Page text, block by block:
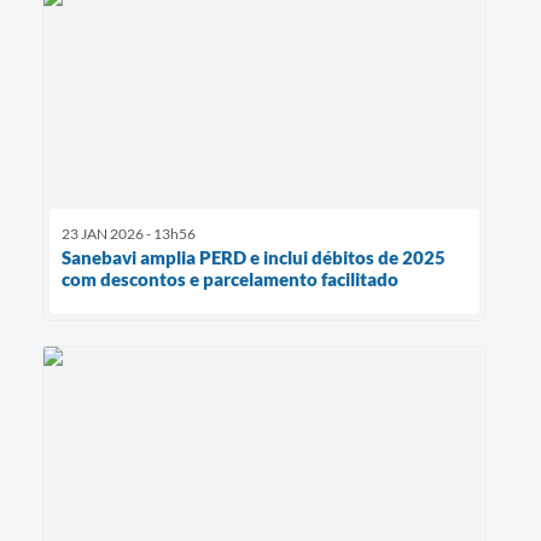
23 JAN 2026 - 13h56
Sanebavi amplia PERD e inclui débitos de 2025
com descontos e parcelamento facilitado